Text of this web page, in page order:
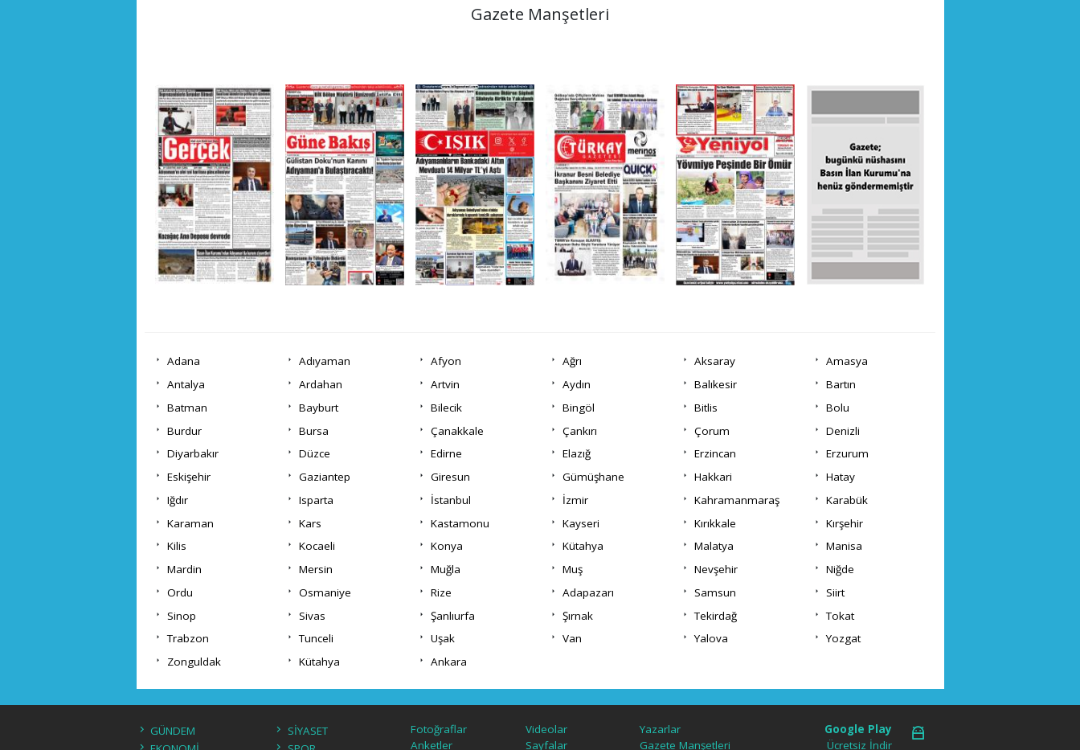
Gazete Manşetleri
Adana Adıyaman Afyon Ağrı Aksaray
Amasya
Antalya
Ardahan Artvin Aydın Balıkesir
Bartın
Batman
Bayburt Bilecik Bingöl Bitlis
Bolu
Burdur
Bursa Çanakkale Çankırı Çorum
Denizli
Diyarbakır
Düzce Edirne Elazığ Erzincan
Erzurum
Eskişehir
Gaziantep Giresun Gümüşhane Hakkari
Hatay
Iğdır
Isparta İstanbul İzmir Kahramanmaraş
Karabük
Karaman
Kars Kastamonu Kayseri Kırıkkale
Kırşehir
Kilis
Kocaeli Konya Kütahya Malatya
Manisa
Mardin
Mersin Muğla Muş Nevşehir
Niğde
Ordu
Osmaniye Rize Adapazarı Samsun
Siirt
Sinop
Sivas Şanlıurfa Şırnak Tekirdağ
Tokat
Trabzon
Tunceli Uşak Van Yalova
Yozgat
Zonguldak
Kütahya Ankara
GÜNDEM
SİYASET
Fotoğraflar Videolar
Yazarlar
Anketler
Sayfalar Gazete Manşetleri
Google Play
Ücretsiz İndir